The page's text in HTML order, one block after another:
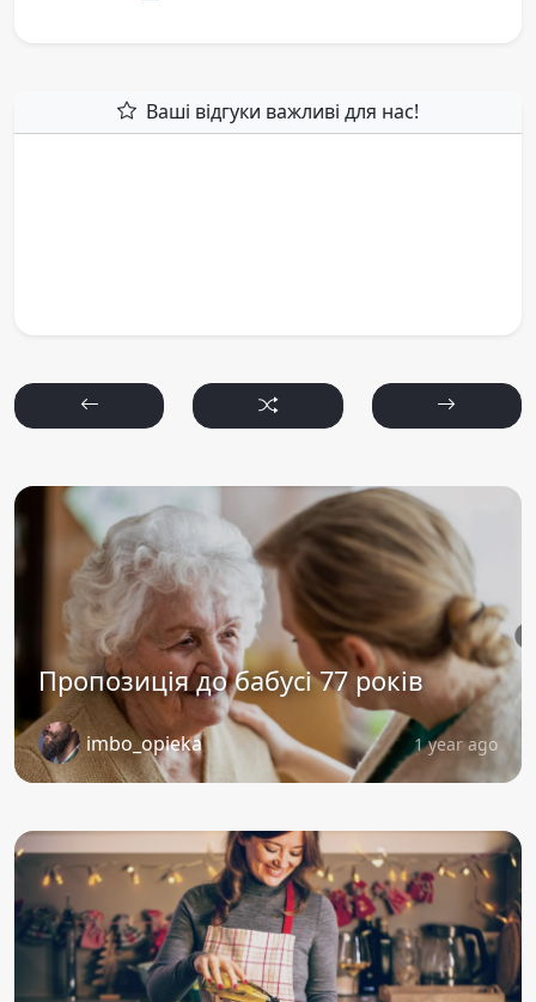
Ваші відгуки важливі для нас!
Пропозиція до бабусі 77 років
imbo_opieka 1 year ago